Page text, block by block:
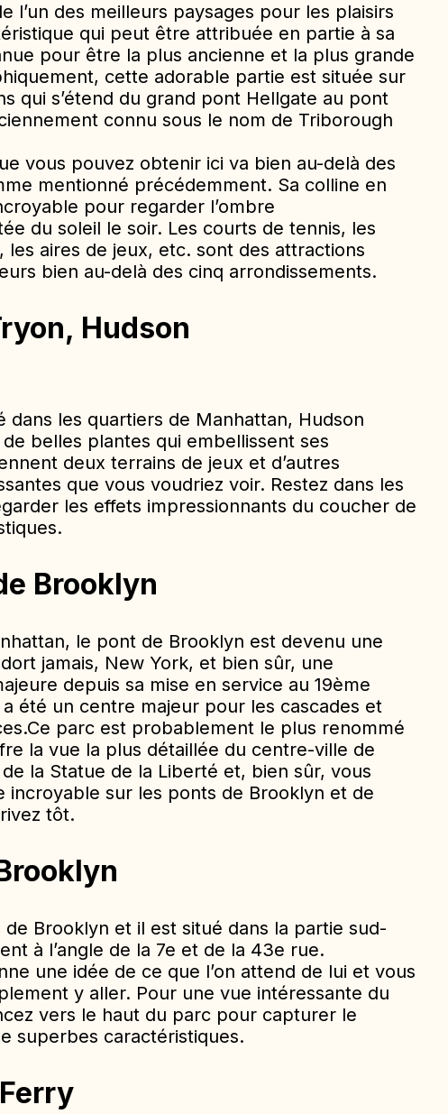
l’un des meilleurs paysages pour les plaisirs
qui peut être attribuée en partie à sa
pour être la plus ancienne et la plus grande
cette adorable partie est située sur
qui s’étend du grand pont Hellgate au pont
connu sous le nom de Triborough
vous pouvez obtenir ici va bien au-delà des
mentionné précédemment. Sa colline en
pour regarder l’ombre
du soleil le soir. Les courts de tennis, les
aires de jeux, etc. sont des attractions
bien au-delà des cinq arrondissements.
Hudson
dans les quartiers de Manhattan, Hudson
belles plantes qui embellissent ses
deux terrains de jeux et d’autres
que vous voudriez voir. Restez dans les
les effets impressionnants du coucher de
Brooklyn
le pont de Brooklyn est devenu une
jamais, New York, et bien sûr, une
depuis sa mise en service au 19ème
été un centre majeur pour les cascades et
Ce parc est probablement le plus renommé
la vue la plus détaillée du centre-ville de
la Statue de la Liberté et, bien sûr, vous
incroyable sur les ponts de Brooklyn et de
tôt.
de Brooklyn et il est situé dans la partie sud-
à l’angle de la 7e et de la 43e rue.
une idée de ce que l’on attend de lui et vous
y aller. Pour une vue intéressante du
vers le haut du parc pour capturer le
superbes caractéristiques.